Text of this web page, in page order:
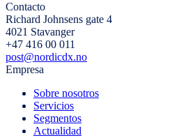
Contacto
Richard Johnsens gate 4
4021 Stavanger
+47 416 00 011
post@nordicdx.no
Empresa
Sobre nosotros
Servicios
Segmentos
Actualidad